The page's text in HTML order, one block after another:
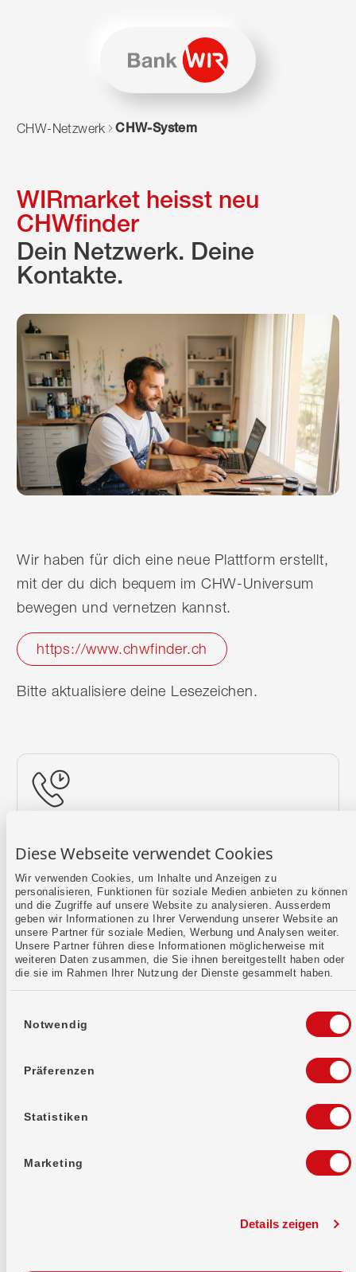
Diese Webseite verwendet Cookies
Wir verwenden Cookies, um Inhalte und Anzeigen zu
personalisieren, Funktionen für soziale Medien anbieten zu können
und die Zugriffe auf unsere Website zu analysieren. Ausserdem
geben wir Informationen zu Ihrer Verwendung unserer Website an
unsere Partner für soziale Medien, Werbung und Analysen weiter.
Unsere Partner führen diese Informationen möglicherweise mit
weiteren Daten zusammen, die Sie ihnen bereitgestellt haben oder
die sie im Rahmen Ihrer Nutzung der Dienste gesammelt haben.
Notwendig
Präferenzen
Statistiken
Marketing
Details zeigen
Zum Navigieren dieser Seite wird JavaScript benötigt.
CHW-Netzwerk CHW-System
WIRmarket heisst neu
CHWfinder
Dein Netzwerk. Deine
Kontakte.
Wir haben für dich eine neue Plattform erstellt,
mit der du dich bequem im CHW-Universum
bewegen und vernetzen kannst.
https://www.chwfinder.ch
Bitte aktualisiere deine Lesezeichen.
Mehr erfahren
Kontaktformular